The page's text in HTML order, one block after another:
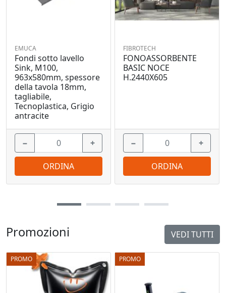
Promozioni VEDI TUTTI
PROMO PROMO
EMUCA
Fondi sotto lavello
Sink, M100,
963x580mm, spessore
della tavola 18mm,
tagliabile,
Tecnoplastica, Grigio
antracite
− +
ORDINA
FIBROTECH
FONOASSORBENTE
BASIC NOCE
H.2440X605
− +
ORDINA